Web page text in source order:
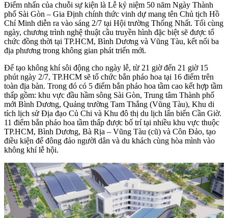
Điểm nhấn của chuỗi sự kiện là Lễ kỷ niệm 50 năm Ngày Thành
phố Sài Gòn – Gia Định chính thức vinh dự mang tên Chủ tịch Hồ
Chí Minh diễn ra vào sáng 2/7 tại Hội trường Thống Nhất. Tối cùng
ngày, chương trình nghệ thuật cầu truyền hình đặc biệt sẽ được tổ
chức đồng thời tại TP.HCM, Bình Dương và Vũng Tàu, kết nối ba
địa phương trong không gian phát triển mới.
Để tạo không khí sôi động cho ngày lễ, từ 21 giờ đến 21 giờ 15
phút ngày 2/7, TP.HCM sẽ tổ chức bắn pháo hoa tại 16 điểm trên
toàn địa bàn. Trong đó có 5 điểm bắn pháo hoa tầm cao kết hợp tầm
thấp gồm: khu vực đầu hầm sông Sài Gòn, Trung tâm Thành phố
mới Bình Dương, Quảng trường Tam Thắng (Vũng Tàu), Khu di
tích lịch sử Địa đạo Củ Chi và Khu đô thị du lịch lấn biển Cần Giờ.
11 điểm bắn pháo hoa tầm thấp được bố trí tại nhiều khu vực thuộc
TP.HCM, Bình Dương, Bà Rịa – Vũng Tàu (cũ) và Côn Đảo, tạo
điều kiện để đông đảo người dân và du khách cùng hòa mình vào
không khí lễ hội.